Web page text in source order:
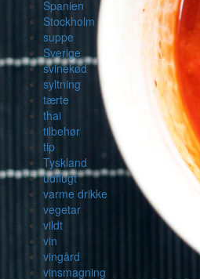
Spanien
Stockholm
suppe
Sverige
svinekød
syltning
tærte
thai
tilbehør
tip
Tyskland
udflugt
varme drikke
vegetar
vildt
vin
vingård
vinsmagning